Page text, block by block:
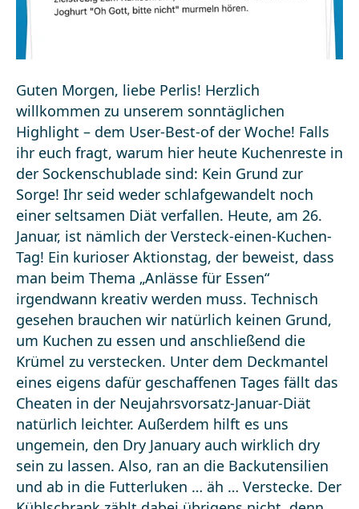
Guten Morgen, liebe Perlis! Herzlich
willkommen zu unserem sonntäglichen
Highlight – dem User-Best-of der Woche! Falls
ihr euch fragt, warum hier heute Kuchenreste in
der Sockenschublade sind: Kein Grund zur
Sorge! Ihr seid weder schlafgewandelt noch
einer seltsamen Diät verfallen. Heute, am 26.
Januar, ist nämlich der Versteck-einen-Kuchen-
Tag! Ein kurioser Aktionstag, der beweist, dass
man beim Thema „Anlässe für Essen“
irgendwann kreativ werden muss. Technisch
gesehen brauchen wir natürlich keinen Grund,
um Kuchen zu essen und anschließend die
Krümel zu verstecken. Unter dem Deckmantel
eines eigens dafür geschaffenen Tages fällt das
Cheaten in der Neujahrsvorsatz-Januar-Diät
natürlich leichter. Außerdem hilft es uns
ungemein, den Dry January auch wirklich dry
sein zu lassen. Also, ran an die Backutensilien
und ab in die Futterluken … äh … Verstecke. Der